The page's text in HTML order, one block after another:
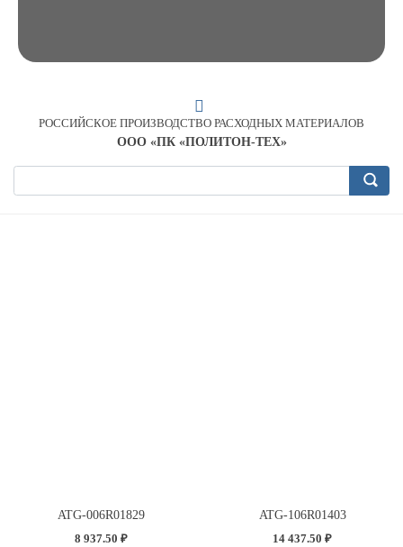
РОССИЙСКОЕ ПРОИЗВОДСТВО РАСХОДНЫХ МАТЕРИАЛОВ
OOO «ПК «ПОЛИТОН-ТЕХ»
ATG-006R01829
8 937.50 ₽
ATG-106R01403
14 437.50 ₽